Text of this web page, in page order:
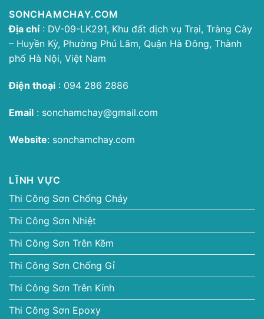
SONCHAMCHAY.COM
Địa chỉ: DV-09-LK291, Khu đất dịch vụ Trại, Tràng Cày
– Huyền Kỳ, Phường Phú Lãm, Quận Hà Đông, Thành
phố Hà Nội, Việt Nam
Điện thoại : 094 286 2886
Email : sonchamchay@gmail.com
Website: sonchamchay.com
LĨNH VỰC
Thi Công Sơn Chống Cháy
Thi Công Sơn Nhiệt
Thi Công Sơn Trên Kẽm
Thi Công Sơn Chống Gỉ
Thi Công Sơn Trên Kính
Thi Công Sơn Epoxy